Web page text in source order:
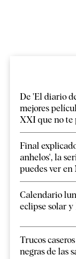
De 'El diario
mejores
XXI que no te
Final
anhelos', la
puedes ver
Calendario
eclipse solar y
Trucos
negras de las